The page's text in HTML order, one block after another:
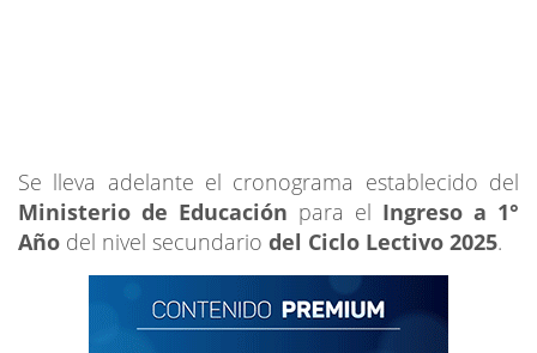
Se lleva adelante el cronograma establecido del
Ministerio de Educación para el Ingreso a 1°
Año del nivel secundario del Ciclo Lectivo 2025.